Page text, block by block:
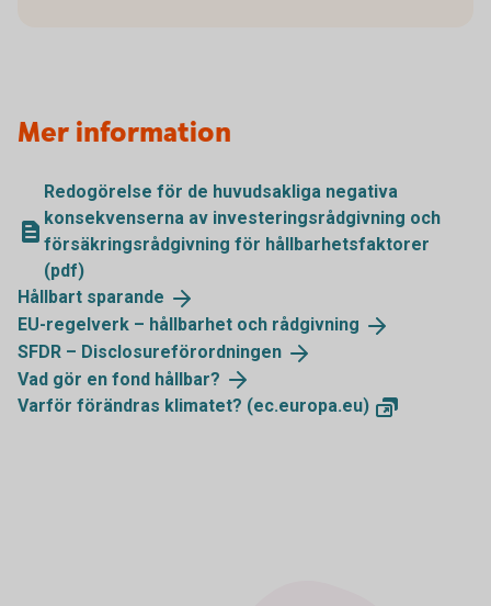
Mer information
Redogörelse för de huvudsakliga negativa
konsekvenserna av investeringsrådgivning och
försäkringsrådgivning för hållbarhetsfaktorer
(pdf)
Hållbart sparande
EU-regelverk – hållbarhet och rådgivning
SFDR – Disclosureförordningen
Vad gör en fond hållbar?
Varför förändras klimatet? (ec.europa.eu)